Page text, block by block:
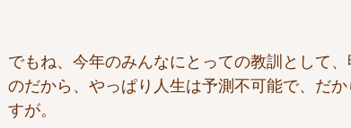
でもね、今年のみんなにとっての教訓として
のだから、やっぱり人生は予測不可能で、だ
すが。